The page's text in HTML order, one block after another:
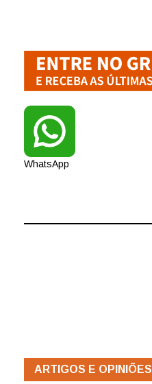
WhatsApp
ARTIGOS E OPINIÕES